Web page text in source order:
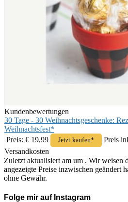
Kundenbewertungen
30 Tage - 30 Weihnachtsgeschenke:
Weihnachtsfest*
Preis: € 19,99
Jetzt kaufen*
Preis
Versandkosten
Zuletzt aktualisiert am um . Wir weisen
angezeigte Preise inzwischen geändert
ohne Gewähr.
Folge mir auf Instagram